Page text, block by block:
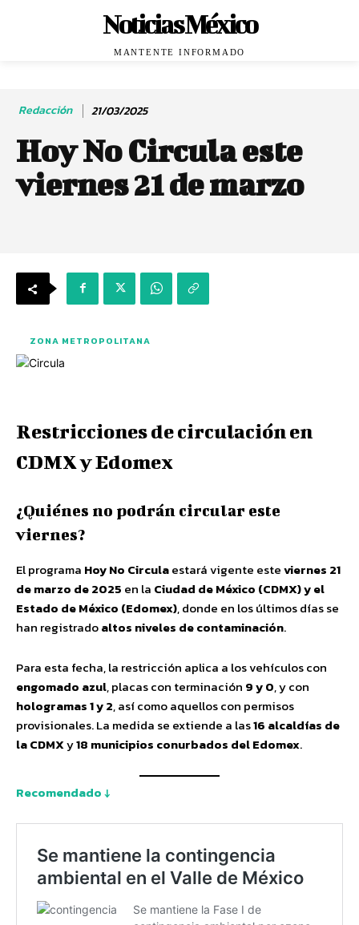
Noticias México
MANTENTE INFORMADO
Redacción 21/03/2025
Hoy No Circula este
viernes 21 de marzo
ZONA METROPOLITANA
Restricciones de circulación en
CDMX y Edomex
¿Quiénes no podrán circular este
viernes?
El programa Hoy No Circulaestará vigente esteviernes 21
de marzo de 2025 en la Ciudad de México (CDMX) y el
Estado de México (Edomex), donde en los últimos días se
han registradoaltos niveles de contaminación.
Para esta fecha, la restricción aplica a los vehículos con
engomado azul, placas con terminación 9 y 0, y con
hologramas 1 y 2, así como aquellos con permisos
provisionales. La medida se extiende a las16 alcaldías de
la CDMXy18 municipios conurbados del Edomex.
Recomendado ↓